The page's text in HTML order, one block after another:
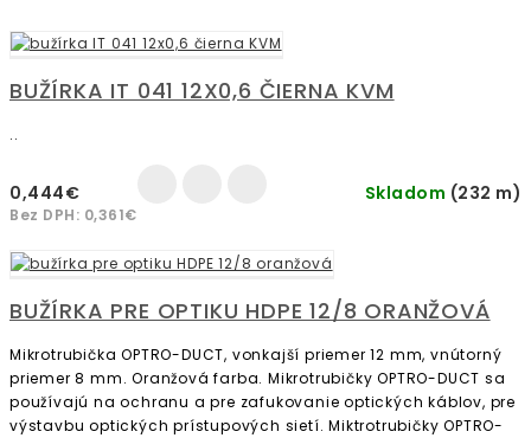
BUŽÍRKA IT 041 12X0,6 ČIERNA KVM
..
0,444€
Bez DPH: 0,361€
Skladom (232 m)
BUŽÍRKA PRE OPTIKU HDPE 12/8 ORANŽOVÁ
Mikrotrubička OPTRO-DUCT, vonkajší priemer 12 mm, vnútorný
priemer 8 mm. Oranžová farba. Mikrotrubičky OPTRO-DUCT sa
používajú na ochranu a pre zafukovanie optických káblov, pre
výstavbu optických prístupových sietí. Miktrotrubičky OPTRO-